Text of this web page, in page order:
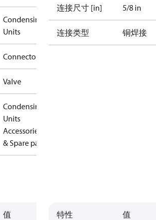
Condensing
Units
Connector
Valve
Condensing
Units
Accessories
& Spare parts
连接尺寸 [in] 5/8 in
连接类型 铜焊接
值 特性 值